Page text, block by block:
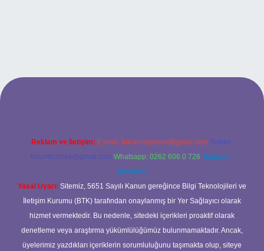
Reklam ve İletişim: E-mail: backlinkpaneli@gmail.com Teams:
forumhizmeti@gmail.com Whatsapp: 0262 606 0 726 Telegram:
@karabul
Yasal Uyarı: Sitemiz, 5651 Sayılı Kanun gereğince Bilgi Teknolojileri ve
İletişim Kurumu (BTK) tarafından onaylanmış bir Yer Sağlayıcı olarak
hizmet vermektedir. Bu nedenle, sitedeki içerikleri proaktif olarak
denetleme veya araştırma yükümlülüğümüz bulunmamaktadır. Ancak,
üyelerimiz yazdıkları içeriklerin sorumluluğunu taşımakta olup, siteye